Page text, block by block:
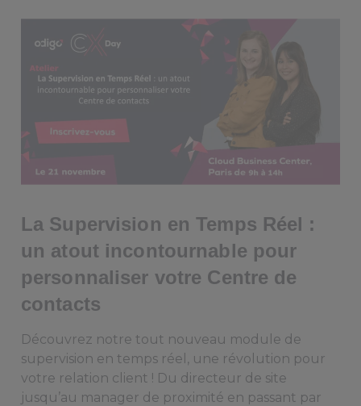
La Supervision en Temps Réel :
un atout incontournable pour
personnaliser votre Centre de
contacts
Découvrez notre tout nouveau module de
supervision en temps réel, une révolution pour
votre relation client ! Du directeur de site
jusqu’au manager de proximité en passant par